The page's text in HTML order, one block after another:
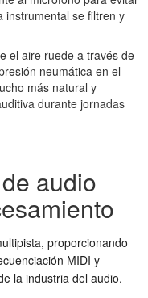
instrumental se filtren y
el aire ruede a través de
neumática en el
más natural y
durante jornadas
audio
proporcionando
MIDI y
la industria del audio.